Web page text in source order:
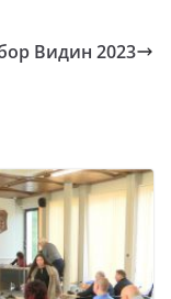
Видин 2023